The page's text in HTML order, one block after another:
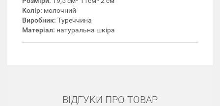
Колір: молочний
Виробник: Туреччина
Матеріал: натуральна шкіра
ВІДГУКИ ПРО ТОВАР